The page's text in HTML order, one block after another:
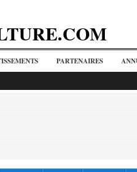
PARTENAIRES